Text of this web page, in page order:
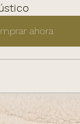
ahora